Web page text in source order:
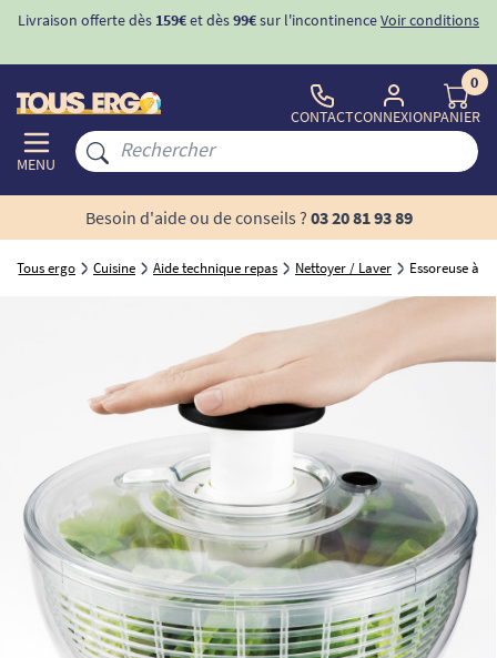
Livraison offerte dès 159€et dès99€sur l'incontinenceVoir conditions
MENU
CONTACTCONNEXION
0
PANIER
Besoin d'aide ou de conseils ? 03 20 81 93 89
Tous ergo Cuisine Aide technique repas Nettoyer / Laver Essoreuse à